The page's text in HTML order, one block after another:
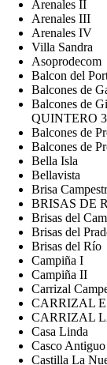
Arenales II
Arenales III
Arenales IV
Villa Sandra
Asoprodecom
Balcon del
Balcones de
Balcones de
QUINTERO 3
Balcones de
Balcones de
Bella Isla
Bellavista
Brisa
BRISAS DE
Brisas del
Brisas del
Brisas del Río
Campiña I
Campiña II
Carrizal
CARRIZAL
CARRIZAL
Casa Linda
Casco Antiguo
Castilla La